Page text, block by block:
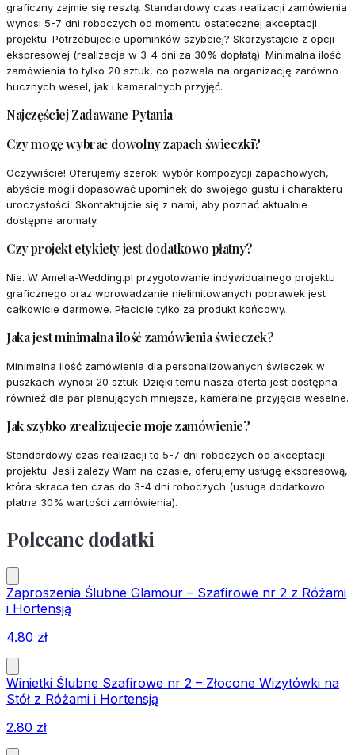
graficzny zajmie się resztą. Standardowy czas realizacji zamówienia
wynosi 5-7 dni roboczych od momentu ostatecznej akceptacji
projektu. Potrzebujecie upominków szybciej? Skorzystajcie z opcji
ekspresowej (realizacja w 3-4 dni za 30% dopłatą). Minimalna ilość
zamówienia to tylko 20 sztuk, co pozwala na organizację zarówno
hucznych wesel, jak i kameralnych przyjęć.
Najczęściej Zadawane Pytania
Czy mogę wybrać dowolny zapach świeczki?
Oczywiście! Oferujemy szeroki wybór kompozycji zapachowych,
abyście mogli dopasować upominek do swojego gustu i charakteru
uroczystości. Skontaktujcie się z nami, aby poznać aktualnie
dostępne aromaty.
Czy projekt etykiety jest dodatkowo płatny?
Nie. W Amelia-Wedding.pl przygotowanie indywidualnego projektu
graficznego oraz wprowadzanie nielimitowanych poprawek jest
całkowicie darmowe. Płacicie tylko za produkt końcowy.
Jaka jest minimalna ilość zamówienia świeczek?
Minimalna ilość zamówienia dla personalizowanych świeczek w
puszkach wynosi 20 sztuk. Dzięki temu nasza oferta jest dostępna
również dla par planujących mniejsze, kameralne przyjęcia weselne.
Jak szybko zrealizujecie moje zamówienie?
Standardowy czas realizacji to 5-7 dni roboczych od akceptacji
projektu. Jeśli zależy Wam na czasie, oferujemy usługę ekspresową,
która skraca ten czas do 3-4 dni roboczych (usługa dodatkowo
płatna 30% wartości zamówienia).
Polecane dodatki
Zaproszenia Ślubne Glamour – Szafirowe nr 2 z Różami
i Hortensją
4.80 zł
Winietki Ślubne Szafirowe nr 2 – Złocone Wizytówki na
Stół z Różami i Hortensją
2.80 zł